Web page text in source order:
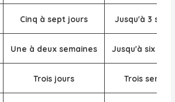
Cinq à sept jours Jusqu'à 3
Une à deux semaines Jusqu'à six
Trois jours Trois